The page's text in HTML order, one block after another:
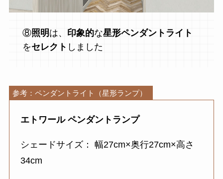
⑧照明 は、 印象的な星形ペンダントライト
をセレクト しました
参考：ペンダントライト（星形ランプ）
エトワール ペンダントランプ
シェードサイズ： 幅27cm×奥行27cm×高さ
34cm